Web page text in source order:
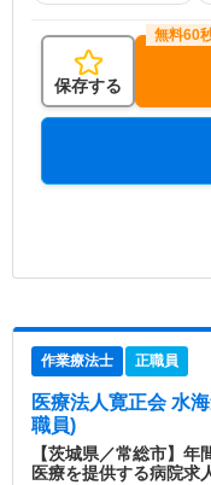
保存する
作業療法士 正職員
医療法人寛正会 水
職員)
【茨城県／常総市】
医療を提供する病院求